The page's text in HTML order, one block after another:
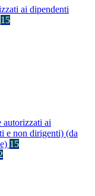
ai dipendenti
15
ai
e non dirigenti) (da
15